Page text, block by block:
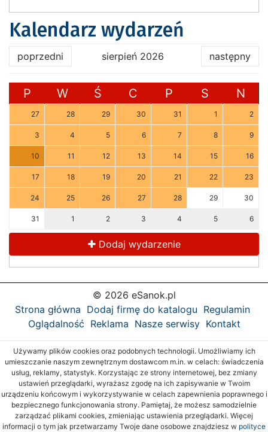
Kalendarz wydarzeń
poprzedni sierpień 2026 następny
P W Ś C P S N
27 28 29 30 31 1 2
3 4 5 6 7 8 9
10 11 12 13 14 15 16
17 18 19 20 21 22 23
24 25 26 27 28 29 30
31 1 2 3 4 5 6
Dodaj wydarzenie
© 2026 eSanok.pl
Strona główna Dodaj firmę do katalogu Regulamin
Oglądalność Reklama Nasze serwisy Kontakt
Używamy plików cookies oraz podobnych technologii. Umożliwiamy ich
umieszczanie naszym zewnętrznym dostawcom m.in. w celach: świadczenia
usług, reklamy, statystyk. Korzystając ze strony internetowej, bez zmiany
ustawień przeglądarki, wyrażasz zgodę na ich zapisywanie w Twoim
urządzeniu końcowym i wykorzystywanie w celach zapewnienia poprawnego i
bezpiecznego funkcjonowania strony. Pamiętaj, że możesz samodzielnie
zarządzać plikami cookies, zmieniając ustawienia przeglądarki. Więcej
informacji o tym jak przetwarzamy Twoje dane osobowe znajdziesz w polityce